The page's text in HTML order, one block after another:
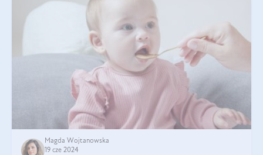
Magda Wojtanowska
19 cze 2024